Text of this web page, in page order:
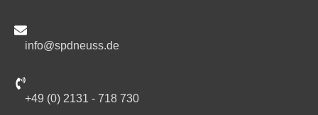
info@spdneuss.de
+49 (0) 2131 - 718 730